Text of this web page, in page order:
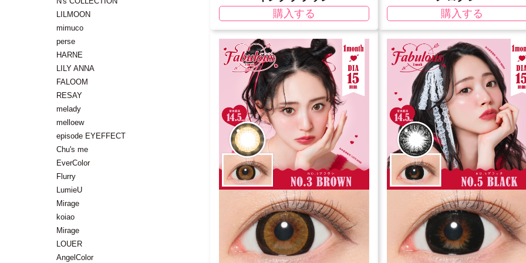
LILMOON
mimuco
perse
HARNE
LILY ANNA
FALOOM
RESAY
melady
melloew
episode EYEFFECT
Chu's me
EverColor
Flurry
LumieU
Mirage
koiao
Mirage
LOUER
AngelColor
購入する
購入する